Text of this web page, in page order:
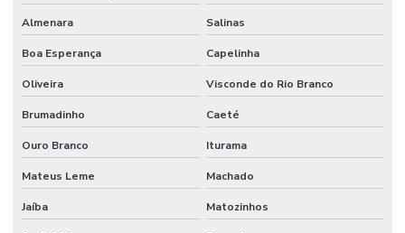
Mangueira Hidráulica
Mangueira Hidráulica 100r14 Alta Pressão
Mangueira Hidráulica 100r15
Mangueira Hidráulica Alta Pressão
Mangueira Hidráulica Alta Pressão 100r2at
Almenara Salinas
Boa Esperança Capelinha
Oliveira Visconde do Rio Branco
Brumadinho Caeté
Ouro Branco Iturama
Mateus Leme Machado
Jaíba Matozinhos